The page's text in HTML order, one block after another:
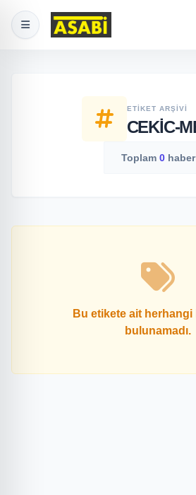
ETIKET ARŞIVI
CEKIC-
Toplam 0haber
Bu etikete ait herhangi
bulunamadı.